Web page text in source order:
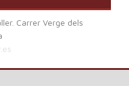
Carrer Verge dels